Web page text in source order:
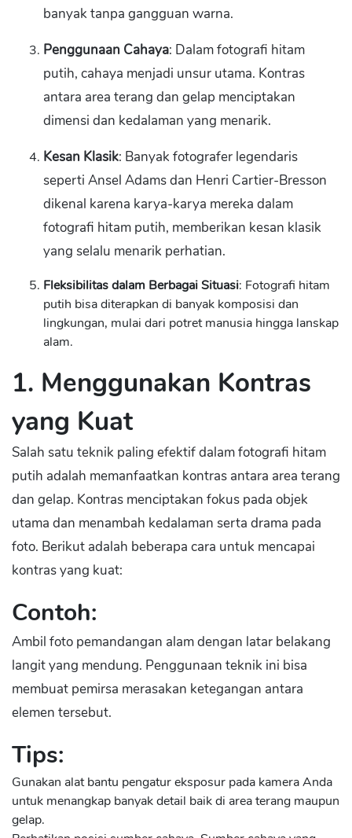
banyak tanpa gangguan warna.
Penggunaan Cahaya: Dalam fotografi hitam
putih, cahaya menjadi unsur utama. Kontras
antara area terang dan gelap menciptakan
dimensi dan kedalaman yang menarik.
Kesan Klasik: Banyak fotografer legendaris
seperti Ansel Adams dan Henri Cartier-Bresson
dikenal karena karya-karya mereka dalam
fotografi hitam putih, memberikan kesan klasik
yang selalu menarik perhatian.
Fleksibilitas dalam Berbagai Situasi: Fotografi hitam
putih bisa diterapkan di banyak komposisi dan
lingkungan, mulai dari potret manusia hingga lanskap
alam.
1. Menggunakan Kontras
yang Kuat
Salah satu teknik paling efektif dalam fotografi hitam
putih adalah memanfaatkan kontras antara area terang
dan gelap. Kontras menciptakan fokus pada objek
utama dan menambah kedalaman serta drama pada
foto. Berikut adalah beberapa cara untuk mencapai
kontras yang kuat:
Contoh:
Ambil foto pemandangan alam dengan latar belakang
langit yang mendung. Penggunaan teknik ini bisa
membuat pemirsa merasakan ketegangan antara
elemen tersebut.
Tips:
Gunakan alat bantu pengatur eksposur pada kamera Anda
untuk menangkap banyak detail baik di area terang maupun
gelap.